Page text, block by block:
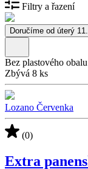
Filtry a řazení
Doručíme od úterý 11.
Bez plastového obalu
Zbývá 8 ks
Lozano Červenka
(0)
Extra